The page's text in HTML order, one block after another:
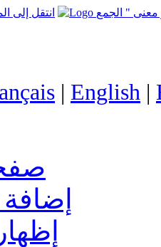
انتقل إلى
| English |